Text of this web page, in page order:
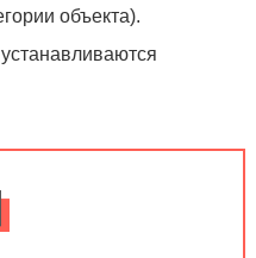
объекта).